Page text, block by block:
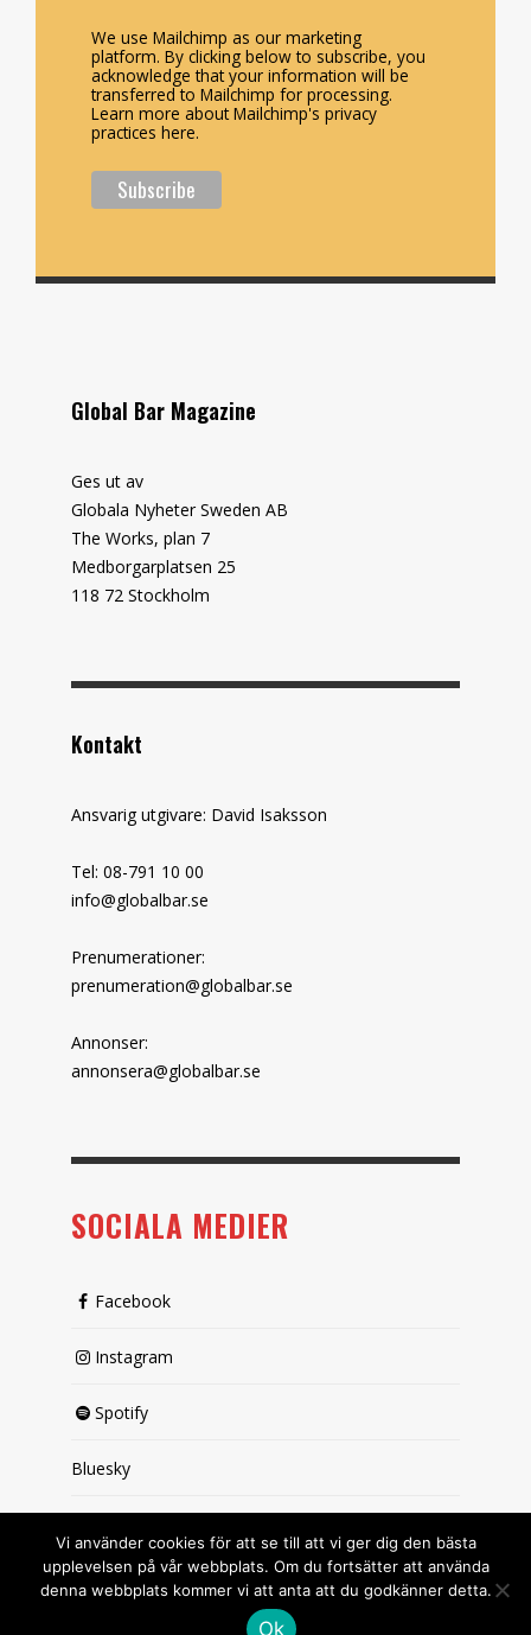
We use Mailchimp as our marketing
platform. By clicking below to subscribe, you
acknowledge that your information will be
transferred to Mailchimp for processing.
Learn more about Mailchimp's privacy
practices here.
Global Bar Magazine
Ges ut av
Globala Nyheter Sweden AB
The Works, plan 7
Medborgarplatsen 25
118 72 Stockholm
Kontakt
Ansvarig utgivare: David Isaksson
Tel: 08-791 10 00
info@globalbar.se
Prenumerationer:
prenumeration@globalbar.se
Annonser:
annonsera@globalbar.se
SOCIALA MEDIER
Facebook
Instagram
Spotify
Bluesky
Vi använder cookies för att se till att vi ger dig den bästa
upplevelsen på vår webbplats. Om du fortsätter att använda
denna webbplats kommer vi att anta att du godkänner detta.
Ok